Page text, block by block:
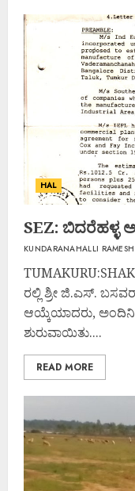
HAL
SEZ:
KUNDARANAHALLI RAMESH
ರಲ್ಲಿ ಶ್ರೀ ಜಿ.ಎಸ್.
ಆಯ್ಕೆಯಾದರು,
ಶುರುವಾಯಿತು....
READ MORE